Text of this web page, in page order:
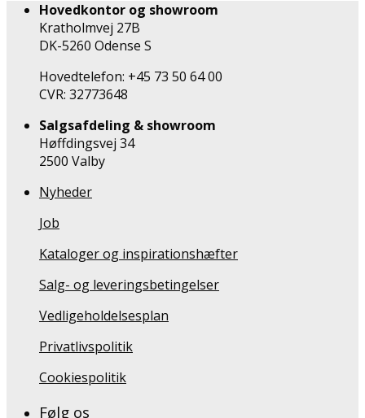
Hovedkontor og showroom
Kratholmvej 27B
DK-5260 Odense S
Hovedtelefon: +45 73 50 64 00
CVR: 32773648
Salgsafdeling & showroom
Høffdingsvej 34
2500 Valby
Nyheder
Job
Kataloger og inspirationshæfter
Salg- og leveringsbetingelser
Vedligeholdelsesplan
Privatlivspolitik
Cookiespolitik
Følg os